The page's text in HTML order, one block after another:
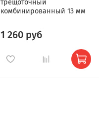
трещоточный
комбинированный 13 мм
1 260 руб